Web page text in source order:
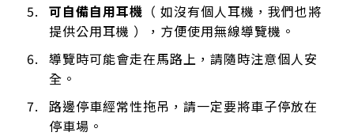
可自備自用耳機 （ 如沒有個人耳機，我們也將
提供公用耳機 ），方便使用無線導覽機。
導覽時可能會走在馬路上，請隨時注意個人安
全。
路邊停車經常性拖吊，請一定要將車子停放在
停車場。